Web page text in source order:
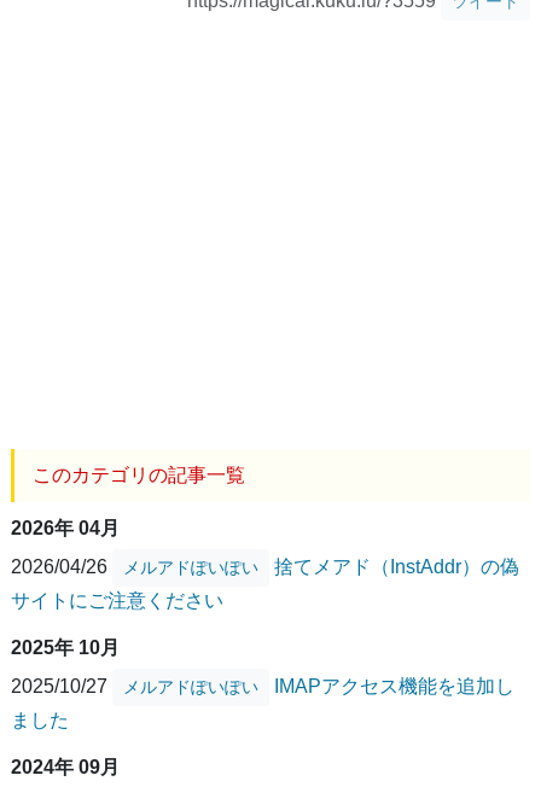
このカテゴリの記事一覧
2026年 04月
2026/04/26
メルアドぽいぽい
捨てメアド（InstAddr）の偽
サイトにご注意ください
2025年 10月
2025/10/27
メルアドぽいぽい
IMAPアクセス機能を追加し
ました
2024年 09月